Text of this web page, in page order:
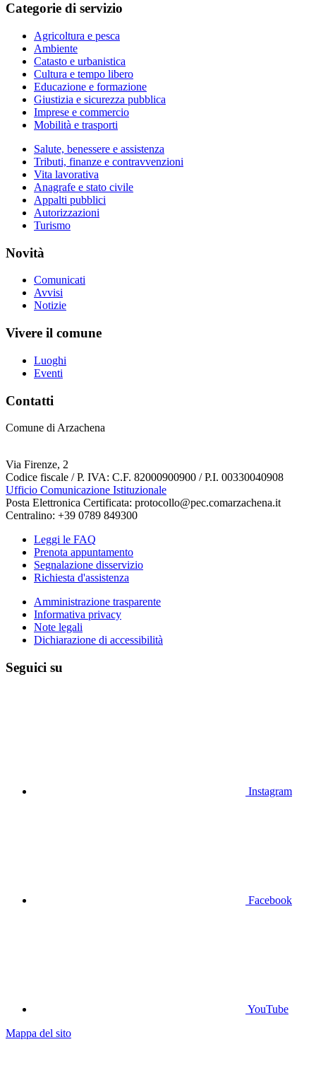
Categorie di servizio
Agricoltura e pesca
Ambiente
Catasto e urbanistica
Cultura e tempo libero
Educazione e formazione
Giustizia e sicurezza pubblica
Imprese e commercio
Mobilità e trasporti
Salute, benessere e assistenza
Tributi, finanze e contravvenzioni
Vita lavorativa
Anagrafe e stato civile
Appalti pubblici
Autorizzazioni
Turismo
Novità
Comunicati
Avvisi
Notizie
Vivere il comune
Luoghi
Eventi
Contatti
Comune di Arzachena
Via Firenze, 2
Codice fiscale / P. IVA: C.F. 82000900900 / P.I. 00330040908
Ufficio Comunicazione Istituzionale
Posta Elettronica Certificata: protocollo@pec.comarzachena.it
Centralino: +39 0789 849300
Leggi le FAQ
Prenota appuntamento
Segnalazione disservizio
Richiesta d'assistenza
Amministrazione trasparente
Informativa privacy
Note legali
Dichiarazione di accessibilità
Seguici su
Instagram
Facebook
YouTube
Mappa del sito